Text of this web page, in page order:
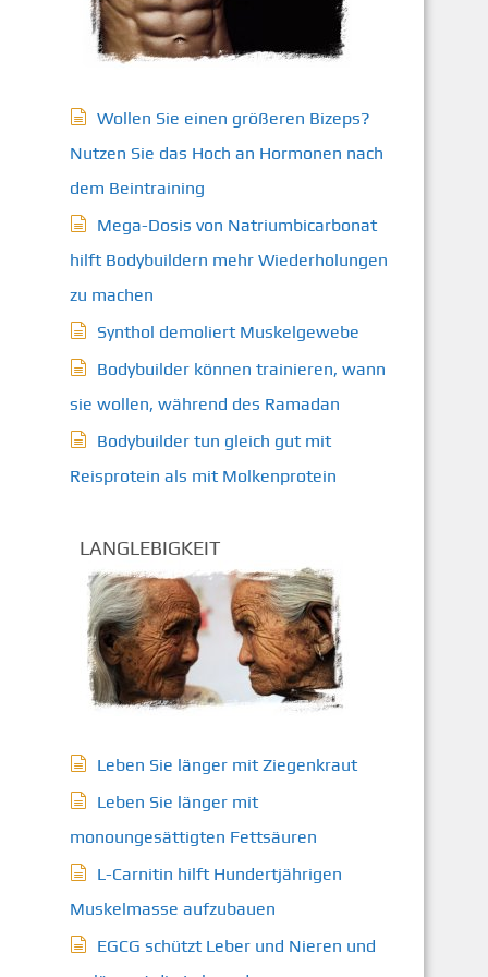
Wollen Sie einen größeren Bizeps?
Nutzen Sie das Hoch an Hormonen nach
dem Beintraining
Mega-Dosis von Natriumbicarbonat
hilft Bodybuildern mehr Wiederholungen
zu machen
Synthol demoliert Muskelgewebe
Bodybuilder können trainieren, wann
sie wollen, während des Ramadan
Bodybuilder tun gleich gut mit
Reisprotein als mit Molkenprotein
LANGLEBIGKEIT
Leben Sie länger mit Ziegenkraut
Leben Sie länger mit
monoungesättigten Fettsäuren
L-Carnitin hilft Hundertjährigen
Muskelmasse aufzubauen
EGCG schützt Leber und Nieren und